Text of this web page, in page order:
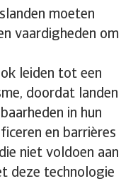
moeten
vaardigheden om
leiden tot een
doordat landen
in hun
en barrières
niet voldoen aan
deze technologie